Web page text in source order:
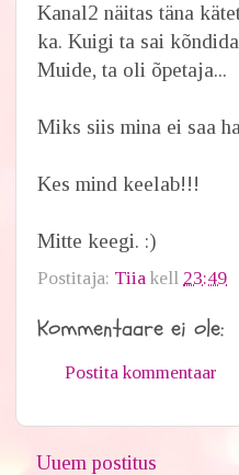
Kanal2 näitas täna
ka. Kuigi ta sai
Muide, ta oli õpetaja...
Miks siis mina ei saa
Kes mind keelab!!!
Mitte keegi. :)
Postitaja: Tiia kell 23:49
Kommentaare ei ole:
Postita kommentaar
Uuem postitus